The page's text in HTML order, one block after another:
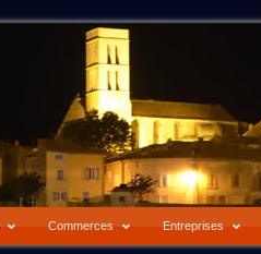
Commerces Entreprises